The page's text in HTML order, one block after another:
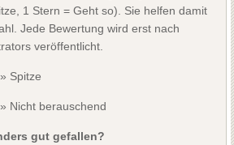
1 Stern = Geht so). Sie helfen damit
Jede Bewertung wird erst nach
veröffentlicht.
» Spitze
» Nicht berauschend
gut gefallen?